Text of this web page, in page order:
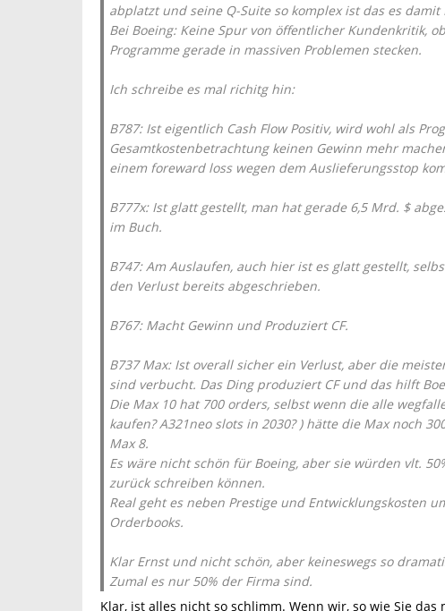
abplatzt und seine Q-Suite so komplex ist das es damit
Bei Boeing: Keine Spur von öffentlicher Kundenkritik,
Programme gerade in massiven Problemen stecken.
Ich schreibe es mal richitg hin:
B787: Ist eigentlich Cash Flow Positiv, wird wohl als
Gesamtkostenbetrachtung keinen Gewinn mehr
einem foreward loss wegen dem Auslieferungsstop
B777x: Ist glatt gestellt, man hat gerade 6,5 Mrd. $
im Buch.
B747: Am Auslaufen, auch hier ist es glatt gestellt,
den Verlust bereits abgeschrieben.
B767: Macht Gewinn und Produziert CF.
B737 Max: Ist overall sicher ein Verlust, aber die
sind verbucht. Das Ding produziert CF und das hilft
Die Max 10 hat 700 orders, selbst wenn die alle
kaufen? A321neo slots in 2030? ) hätte die Max noch
Max 8.
Es wäre nicht schön für Boeing, aber sie würden vlt.
zurück schreiben können.
Real geht es neben Prestige und Entwicklungskosten
Orderbooks.
Klar Ernst und nicht schön, aber keineswegs so
Zumal es nur 50% der Firma sind.
Klar, ist alles nicht so schlimm. Wenn wir, so wie Sie das